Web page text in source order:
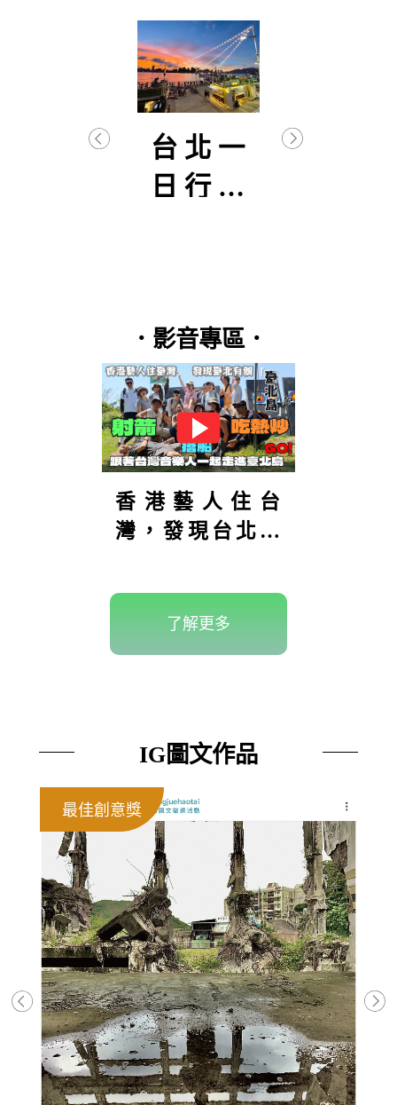
台北一
日行程
．影音專區．
香港藝人住台
灣，發現台北有
島」？！島上還
可以射箭！到底
了解更多
IG圖文作品
最佳創意獎